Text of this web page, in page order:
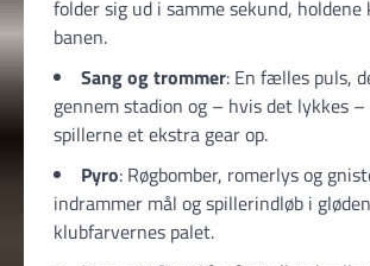
folder sig ud i samme sekund, holdene
banen.
Sang og trommer: En fælles puls,
gennem stadion og – hvis det lykkes
spillerne et ekstra gear op.
Pyro: Røgbomber, romerlys og
indrammer mål og spillerindløb i
klubfarvernes palet.